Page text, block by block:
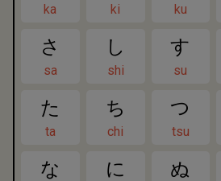
ka ki ku
さ
sa
し
shi
す
su
た
ta
ち
chi
つ
tsu
な に ぬ